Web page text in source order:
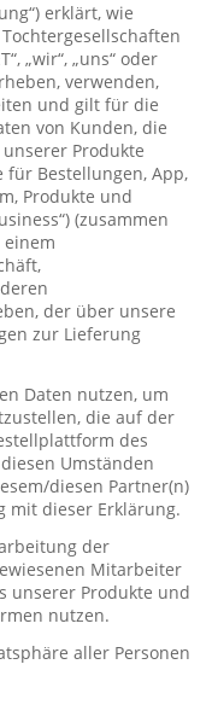
erklärt, wie
„wir“, „uns“ oder
verwenden,
und gilt für die
von Kunden, die
Produkte
für Bestellungen, App,
Produkte und
(zusammen
einem
der über unsere
zur Lieferung
Daten nutzen, um
die auf der
des
Umständen
diesen Partner(n)
mit dieser Erklärung.
der
Mitarbeiter
unserer Produkte und
nutzen.
aller Personen